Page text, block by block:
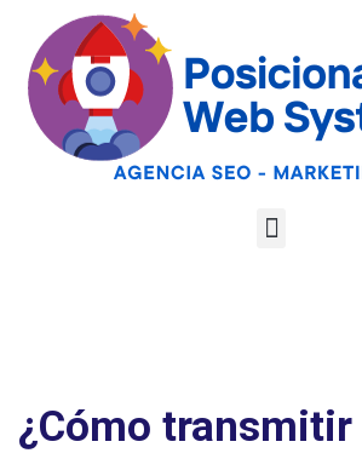
¿Cómo transmitir
Optimiza tu web
para las AI
Google
Overviews y los
LLMs
Analiza